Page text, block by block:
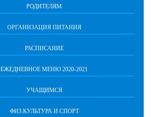
РОДИТЕЛЯМ
ОРГАНИЗАЦИЯ ПИТАНИЯ
РАСПИСАНИЕ
ЕЖЕДНЕВНОЕ МЕНЮ 2020-2021
УЧАЩИМСЯ
ФИЗ.КУЛЬТУРА И СПОРТ